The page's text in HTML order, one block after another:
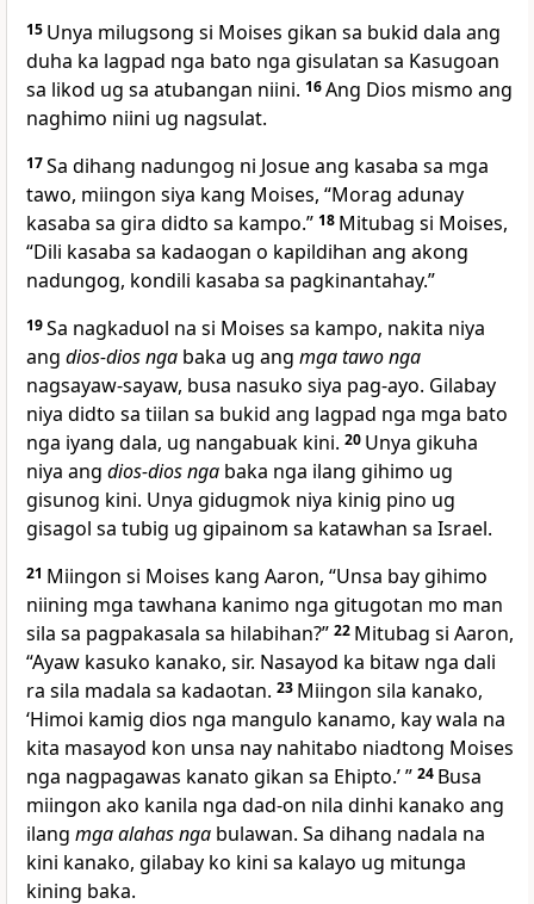
15 Unya milugsong si Moises gikan sa bukid dala ang
duha ka lagpad nga bato nga gisulatan sa Kasugoan
sa likod ug sa atubangan niini. 16Ang Dios mismo ang
naghimo niini ug nagsulat.
17Sa dihang nadungog ni Josue ang kasaba sa mga
tawo, miingon siya kang Moises, “Morag adunay
kasaba sa gira didto sa kampo.” 18 Mitubag si Moises,
“Dili kasaba sa kadaogan o kapildihan ang akong
nadungog, kondili kasaba sa pagkinantahay.”
19Sa nagkaduol na si Moises sa kampo, nakita niya
ang dios-dios nga baka ug ang mga tawo nga
nagsayaw-sayaw, busa nasuko siya pag-ayo. Gilabay
niya didto sa tiilan sa bukid ang lagpad nga mga bato
nga iyang dala, ug nangabuak kini. 20 Unya gikuha
niya ang dios-dios nga baka nga ilang gihimo ug
gisunog kini. Unya gidugmok niya kinig pino ug
gisagol sa tubig ug gipainom sa katawhan sa Israel.
21 Miingon si Moises kang Aaron, “Unsa bay gihimo
niining mga tawhana kanimo nga gitugotan mo man
sila sa pagpakasala sa hilabihan?” 22 Mitubag si Aaron,
“Ayaw kasuko kanako, sir. Nasayod ka bitaw nga dali
ra sila madala sa kadaotan. 23 Miingon sila kanako,
‘Himoi kamig dios nga mangulo kanamo, kay wala na
kita masayod kon unsa nay nahitabo niadtong Moises
nga nagpagawas kanato gikan sa Ehipto.’ ” 24 Busa
miingon ako kanila nga dad-on nila dinhi kanako ang
ilang mga alahas nga bulawan. Sa dihang nadala na
kini kanako, gilabay ko kini sa kalayo ug mitunga
kining baka.